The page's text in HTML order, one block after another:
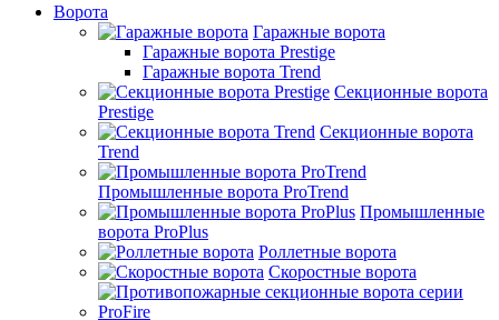
Ворота
Гаражные ворота
Гаражные ворота Prestige
Гаражные ворота Trend
Секционные ворота
Prestige
Секционные ворота
Trend
Промышленные ворота ProTrend
Промышленные
ворота ProPlus
Роллетные ворота
Скоростные ворота